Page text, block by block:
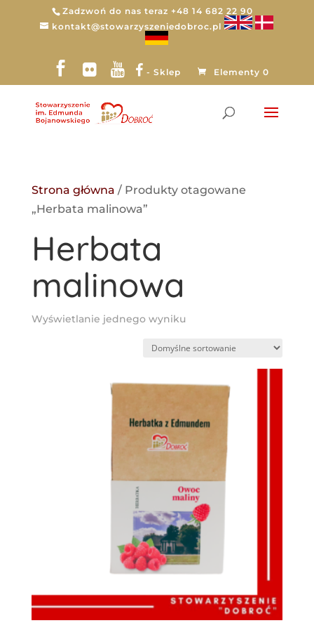
Zadzwoń do nas teraz +48 14 682 22 90
kontakt@stowarzyszeniedobroc.pl
- Sklep Elementy 0
Strona główna / Produkty otagowane
„Herbata malinowa”
Herbata
malinowa
Wyświetlanie jednego wyniku